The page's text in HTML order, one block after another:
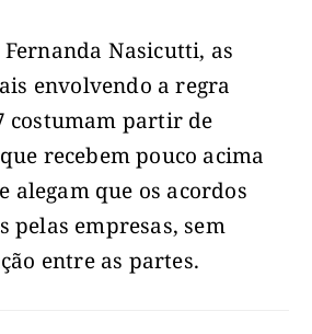
Nasicutti, as
envolvendo a regra
costumam partir de
recebem pouco acima
alegam que os acordos
pelas empresas, sem
entre as partes.